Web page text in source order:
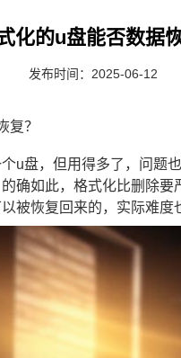
化的u盘能否数据
发布时间：2025-06-12
复？
u盘，但用得多了，问题
确如此，格式化比删除
被恢复回来的，实际难